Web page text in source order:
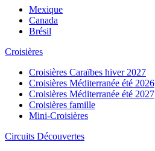
Mexique
Canada
Brésil
Croisières
Croisières Caraïbes hiver 2027
Croisières Méditerranée été 2026
Croisières Méditerranée été 2027
Croisières famille
Mini-Croisières
Circuits Découvertes